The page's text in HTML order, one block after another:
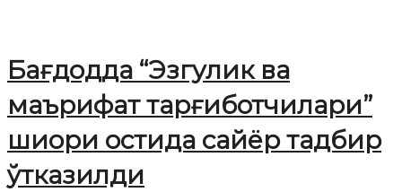
Бағдодда “Эзгулик ва
маърифат тарғиботчилари”
шиори остида сайёр тадбир
ўтказилди